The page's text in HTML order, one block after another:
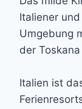
Italiener
Umgebung
der
Italien ist